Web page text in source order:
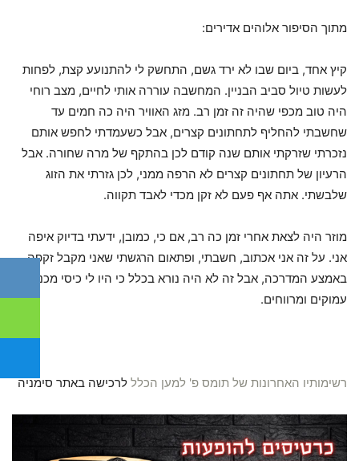
מתוך הסיפור אלוהים אדירים:
קיץ אחד, ביום שבו לא ירד גשם, התחשק לי להתנועע קצת, לפחות
לעשות טיול סביב הבניין. המחשבה עוררה אותי לחיים, מצב רוחי
היה טוב מכפי שהיה זה זמן רב. מזג האוויר היה כה חמים עד
שחשבתי להחליף לתחתונים קצרים, אבל כשעמדתי לחפש אותם
נזכרתי שזרקתי אותם שנה קודם לכן בהתקף של מרה שחורה. אבל
הרעיון של תחתונים קצרים לא הרפה ממני, לכן גזרתי את הזוג
שלבשתי. אתה אף פעם לא זקן מכדי לאבד תקווה.
מוזר היה לצאת אחרי זמן כה רב, אם כי, כמובן, ידעתי בדיוק איפה
אני. על זה אני אכתוב, חשבתי, ופתאום הרגשתי שאני מקבל זקפה
באמצע המדרכה, אבל זה לא היה נורא בכלל כי היו לי כיסי מכנסיים
עמוקים ומרווחים.
רשימותיו האחרונות של תומס פ' למען הכלל לרכישה באתר סימניה